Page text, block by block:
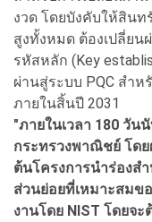
งวด โดยบังคับให้สิน
สูงทั้งหมด ต้องเปลี่ยน
รหัสหลัก (Key
ผ่านสู่ระบบ PQC สำห
ภายในสิ้นปี 2031
"ภายในเวลา 180 วั
กระทรวงพาณิชย์ โดย
ต้นโครงการนำร่องส
ส่วนย่อยที่เหมาะสมข
งานโดย NIST โดยจ